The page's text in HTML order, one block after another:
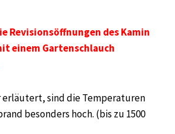
Revisionsöffnungen des Kamin
einem Gartenschlauch
erläutert, sind die Temperaturen
besonders hoch. (bis zu 1500